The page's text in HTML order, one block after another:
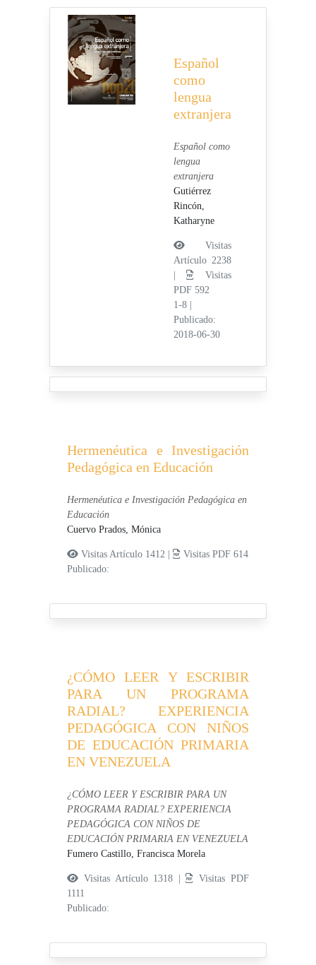
Español
como
lengua
extranjera
Español como
lengua
extranjera
Gutiérrez
Rincón,
Katharyne
Visitas
Artículo 2238
|
Visitas
PDF 592
1-8
Publicado:
2018-06-30
Hermenéutica e Investigación
Pedagógica en Educación
Hermenéutica e Investigación Pedagógica en
Educación
Cuervo Prados, Mónica
Visitas Artículo 1412 |
Visitas PDF 614
Publicado:
¿CÓMO LEER Y ESCRIBIR
PARA UN PROGRAMA
RADIAL? EXPERIENCIA
PEDAGÓGICA CON NIÑOS
DE EDUCACIÓN PRIMARIA
EN VENEZUELA
¿CÓMO LEER Y ESCRIBIR PARA UN
PROGRAMA RADIAL? EXPERIENCIA
PEDAGÓGICA CON NIÑOS DE
EDUCACIÓN PRIMARIA EN VENEZUELA
Fumero Castillo, Francisca Morela
Visitas Artículo 1318 |
Visitas PDF
1111
Publicado: